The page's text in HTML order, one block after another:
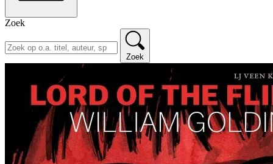
Zoek
Zoek